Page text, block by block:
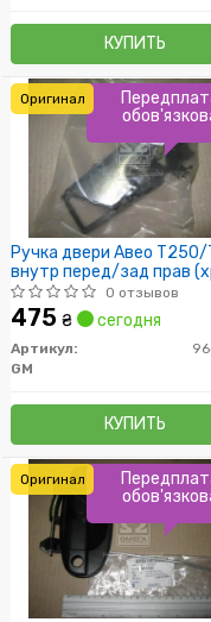
КУПИТЬ
Ручка двери Авео
внутр перед/зад прав
GM
0 отзывов
475 ₴ сегодня
Артикул:
GM
КУПИТЬ
Оригинал
Оригинал